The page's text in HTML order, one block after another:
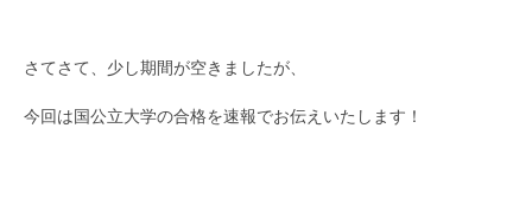
さてさて、少し期間が空きましたが、
今回は国公立大学の合格を速報でお伝えいたします！